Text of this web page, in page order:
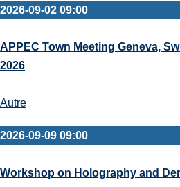
2026-09-02 09:00
APPEC Town Meeting Geneva,
2026
Autre
2026-09-09 09:00
Workshop on Holography and